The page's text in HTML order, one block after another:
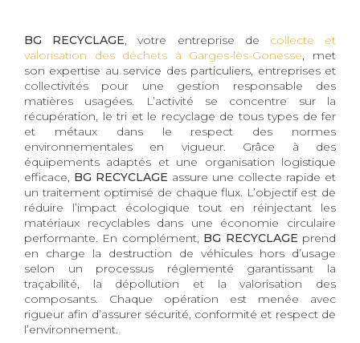
BG RECYCLAGE, votre entreprise de collecte et
valorisation des déchets à Garges-lès-Gonesse, met
son expertise au service des particuliers, entreprises et
collectivités pour une gestion responsable des
matières usagées. L’activité se concentre sur la
récupération, le tri et le recyclage de tous types de fer
et métaux dans le respect des normes
environnementales en vigueur. Grâce à des
équipements adaptés et une organisation logistique
efficace, BG RECYCLAGE assure une collecte rapide et
un traitement optimisé de chaque flux. L’objectif est de
réduire l’impact écologique tout en réinjectant les
matériaux recyclables dans une économie circulaire
performante. En complément, BG RECYCLAGE prend
en charge la destruction de véhicules hors d’usage
selon un processus réglementé garantissant la
traçabilité, la dépollution et la valorisation des
composants. Chaque opération est menée avec
rigueur afin d’assurer sécurité, conformité et respect de
l’environnement.